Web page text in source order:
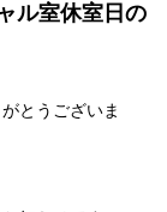
ル室休室日の
とうございま